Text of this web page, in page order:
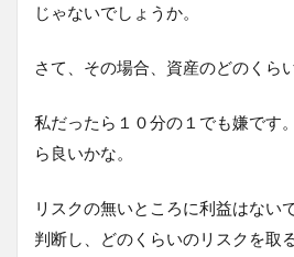
じゃないでしょうか。
さて、その場合、資産のどのくら
私だったら１０分の１でも嫌です
ら良いかな。
リスクの無いところに利益はない
判断し、どのくらいのリスクを取